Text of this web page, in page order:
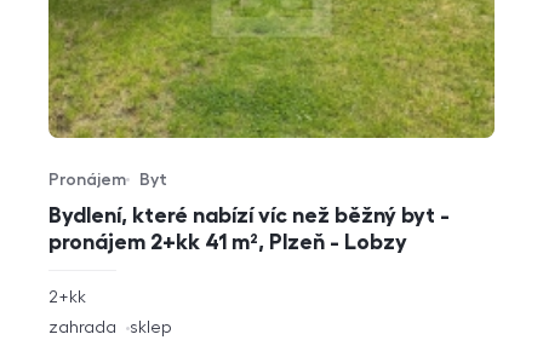
Bydlení, které nabízí víc než běžný byt -
pronájem 2+kk 41 m², Plzeň - Lobzy
Typ nabídky
Pronájem
Typ nemovitosti
Byt
rozměry
2+kk
funkce
zahrada sklep